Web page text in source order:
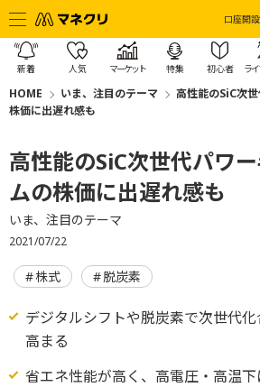
口座開設
新着 人気 マーケット 特集 初心者 ラ
HOME いま、注目のテーマ
高性能のSiC次
株価に出遅れ感も
高性能のSiC次世代パワ
ムの株価に出遅れ感も
いま、注目のテーマ
2021/07/22
株式 脱炭素
デジタルシフトや脱炭素で次世代
高まる
省エネ性能が高く、高電圧・高温